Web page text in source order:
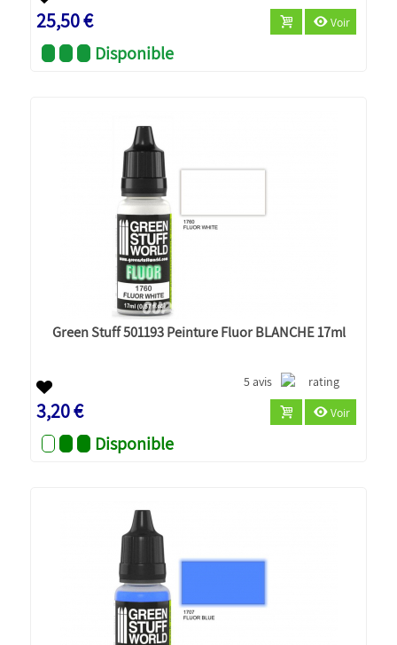
25,50 € Voir
Disponible
Green Stuff 501193 Peinture Fluor BLANCHE 17ml
5 avis
3,20 € Voir
Disponible